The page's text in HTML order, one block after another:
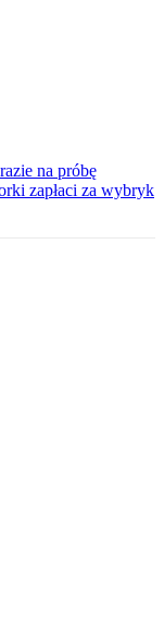
na próbę
zapłaci za wybryk